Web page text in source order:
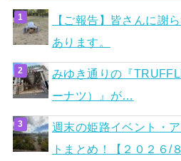
【ご報告】皆さんに謝
あります。
みゆき通りの『
ーナツ）』が…
週末の姫路イベント・
トまとめ！【２０２６/